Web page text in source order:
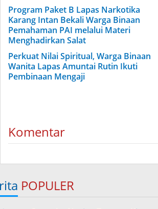
Program Paket B Lapas Narkotika
Karang Intan Bekali Warga Binaan
Pemahaman PAI melalui Materi
Menghadirkan Salat
Perkuat Nilai Spiritual, Warga Binaan
Wanita Lapas Amuntai Rutin Ikuti
Pembinaan Mengaji
Komentar
POPULER